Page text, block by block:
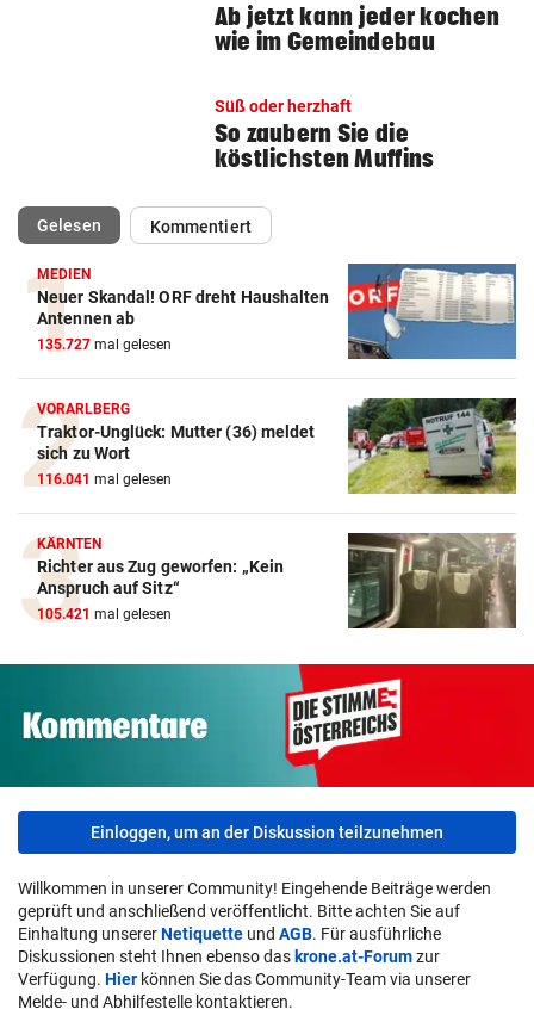
Ab jetzt kann jeder kochen
wie im Gemeindebau
Süß oder herzhaft
So zaubern Sie die
köstlichsten Muffins
Gelesen(ausgewählt)Kommentiert
MEDIEN
Neuer Skandal! ORF dreht Haushalten
Antennen ab
135.727 mal gelesen
VORARLBERG
Traktor-Unglück: Mutter (36) meldet
sich zu Wort
116.041 mal gelesen
KÄRNTEN
Richter aus Zug geworfen: „Kein
Anspruch auf Sitz“
105.421 mal gelesen
Einloggen, um an der Diskussion teilzunehmen
Willkommen in unserer Community! Eingehende Beiträge werden
geprüft und anschließend veröffentlicht. Bitte achten Sie auf
Einhaltung unsererNetiquette und AGB. Für ausführliche
Diskussionen steht Ihnen ebenso das krone.at-Forumzur
Verfügung. Hier können Sie das Community-Team via unserer
Melde- und Abhilfestelle kontaktieren.